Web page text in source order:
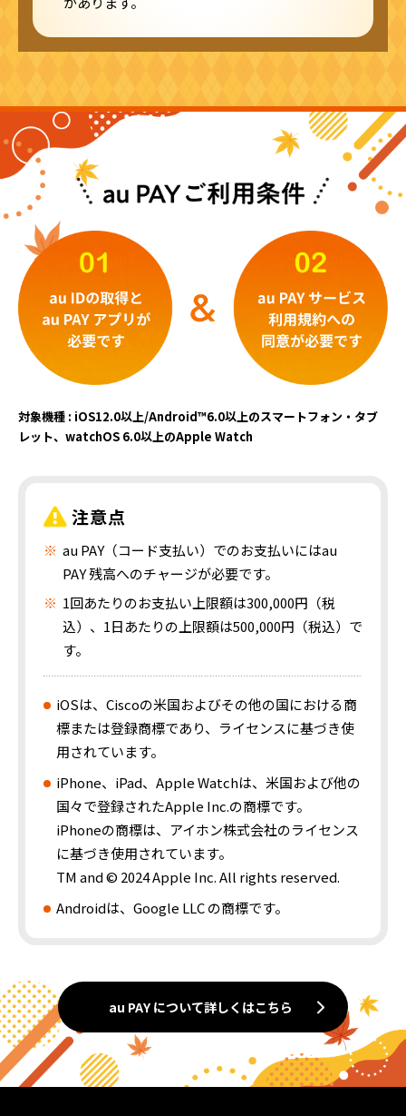
対象機種 : iOS12.0以上/Android™6.0以上のスマートフォン・タブ
レット、watchOS 6.0以上のApple Watch
注意点
au PAY（コード支払い）でのお支払いにはau
PAY 残高へのチャージが必要です。
1回あたりのお支払い上限額は300,000円（税
込）、1日あたりの上限額は500,000円（税込）で
す。
iOSは、Ciscoの米国およびその他の国における商
標または登録商標であり、ライセンスに基づき使
用されています。
iPhone、iPad、Apple Watchは、米国および他の
国々で登録されたApple Inc.の商標です。
iPhoneの商標は、アイホン株式会社のライセンス
に基づき使用されています。
TM and © 2024 Apple Inc. All rights reserved.
Androidは、Google LLC の商標です。
au PAY について詳しくはこちら